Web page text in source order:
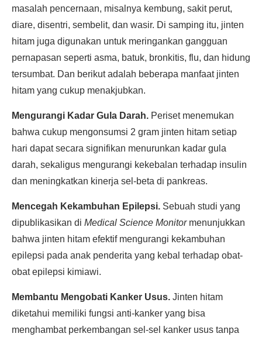
masalah pencernaan, misalnya kembung, sakit perut,
diare, disentri, sembelit, dan wasir. Di samping itu, jinten
hitam juga digunakan untuk meringankan gangguan
pernapasan seperti asma, batuk, bronkitis, flu, dan hidung
tersumbat. Dan berikut adalah beberapa manfaat jinten
hitam yang cukup menakjubkan.
Mengurangi Kadar Gula Darah. Periset menemukan
bahwa cukup mengonsumsi 2 gram jinten hitam setiap
hari dapat secara signifikan menurunkan kadar gula
darah, sekaligus mengurangi kekebalan terhadap insulin
dan meningkatkan kinerja sel-beta di pankreas.
Mencegah Kekambuhan Epilepsi. Sebuah studi yang
dipublikasikan di Medical Science Monitormenunjukkan
bahwa jinten hitam efektif mengurangi kekambuhan
epilepsi pada anak penderita yang kebal terhadap obat-
obat epilepsi kimiawi.
Membantu Mengobati Kanker Usus. Jinten hitam
diketahui memiliki fungsi anti-kanker yang bisa
menghambat perkembangan sel-sel kanker usus tanpa